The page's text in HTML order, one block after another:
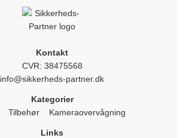
Kontakt
CVR: 38475568
info@sikkerheds-partner.dk
Kategorier
Tilbehør Kameraovervågning
Links